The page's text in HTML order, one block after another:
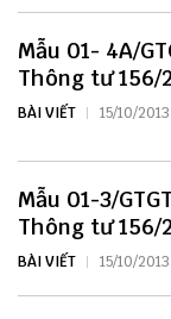
Mẫu 01- 4A/
Thông tư 156/
BÀI VIẾT 15/10/2013
Mẫu 01-3/
Thông tư 156/
BÀI VIẾT 15/10/2013